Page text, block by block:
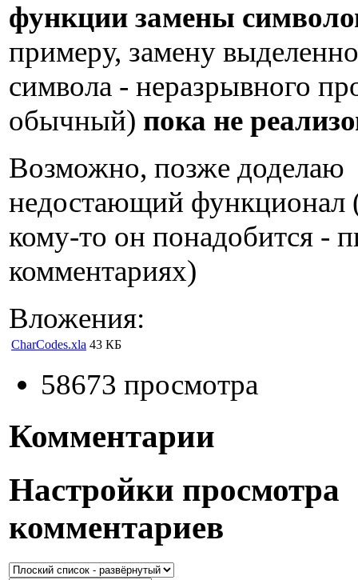
функции замены
примеру, замену
символа - неразрывного
обычный) пока не
Возможно, позже доделаю
недостающий функционал
кому-то он понадобится -
комментариях)
Вложения:
CharCodes.xla 43 КБ
58673 просмотра
Комментарии
Настройки просмотра
комментариев